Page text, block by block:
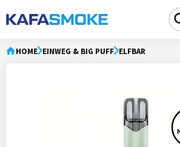
HOME EINWEG & BIG PUFF ELFBAR